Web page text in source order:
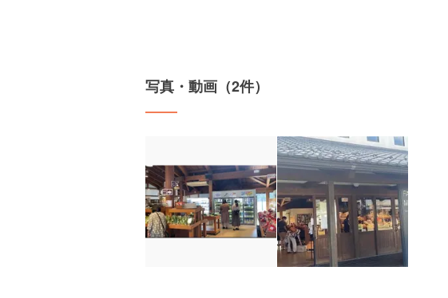
写真・動画（2件）